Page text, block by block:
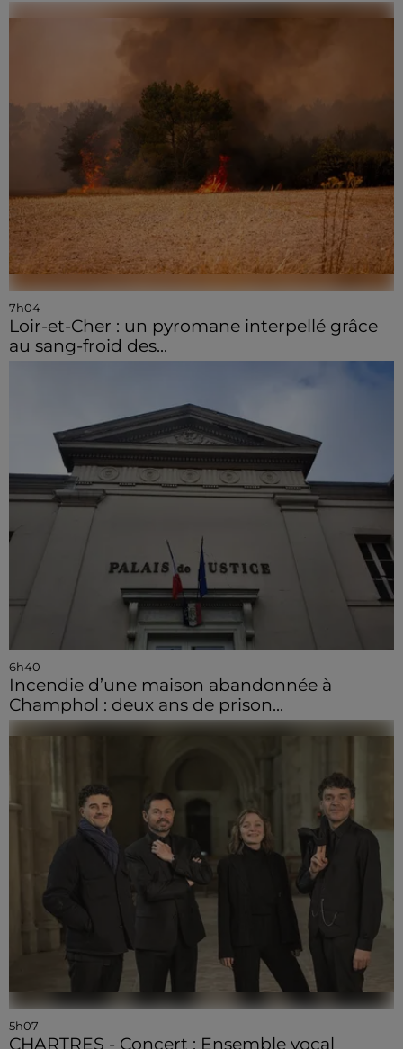
7h04
Loir-et-Cher : un pyromane interpellé grâce
au sang-froid des...
6h40
Incendie d’une maison abandonnée à
Champhol : deux ans de prison...
5h07
CHARTRES - Concert : Ensemble vocal